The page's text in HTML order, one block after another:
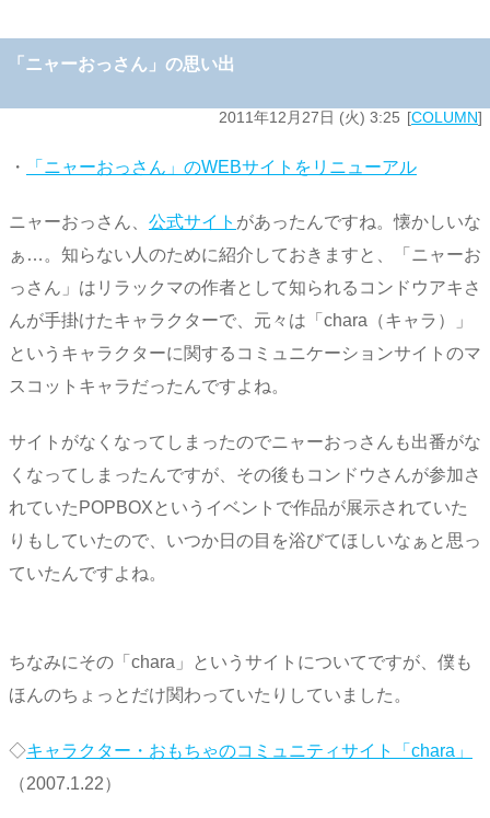
「ニャーおっさん」の思い出
2011年12月27日 (火) 3:25 COLUMN
・ 「ニャーおっさん」のWEBサイトをリニューアル
ニャーおっさん、 公式サイト があったんですね。懐かしいな
ぁ…。知らない人のために紹介しておきますと、「ニャーお
っさん」はリラックマの作者として知られるコンドウアキさ
んが手掛けたキャラクターで、元々は「chara（キャラ）」
というキャラクターに関するコミュニケーションサイトのマ
スコットキャラだったんですよね。
サイトがなくなってしまったのでニャーおっさんも出番がな
くなってしまったんですが、その後もコンドウさんが参加さ
れていたPOPBOXというイベントで作品が展示されていた
りもしていたので、いつか日の目を浴びてほしいなぁと思っ
ていたんですよね。
ちなみにその「chara」というサイトについてですが、僕も
ほんのちょっとだけ関わっていたりしていました。
◇キャラクター・おもちゃのコミュニティサイト「chara」
（2007.1.22）